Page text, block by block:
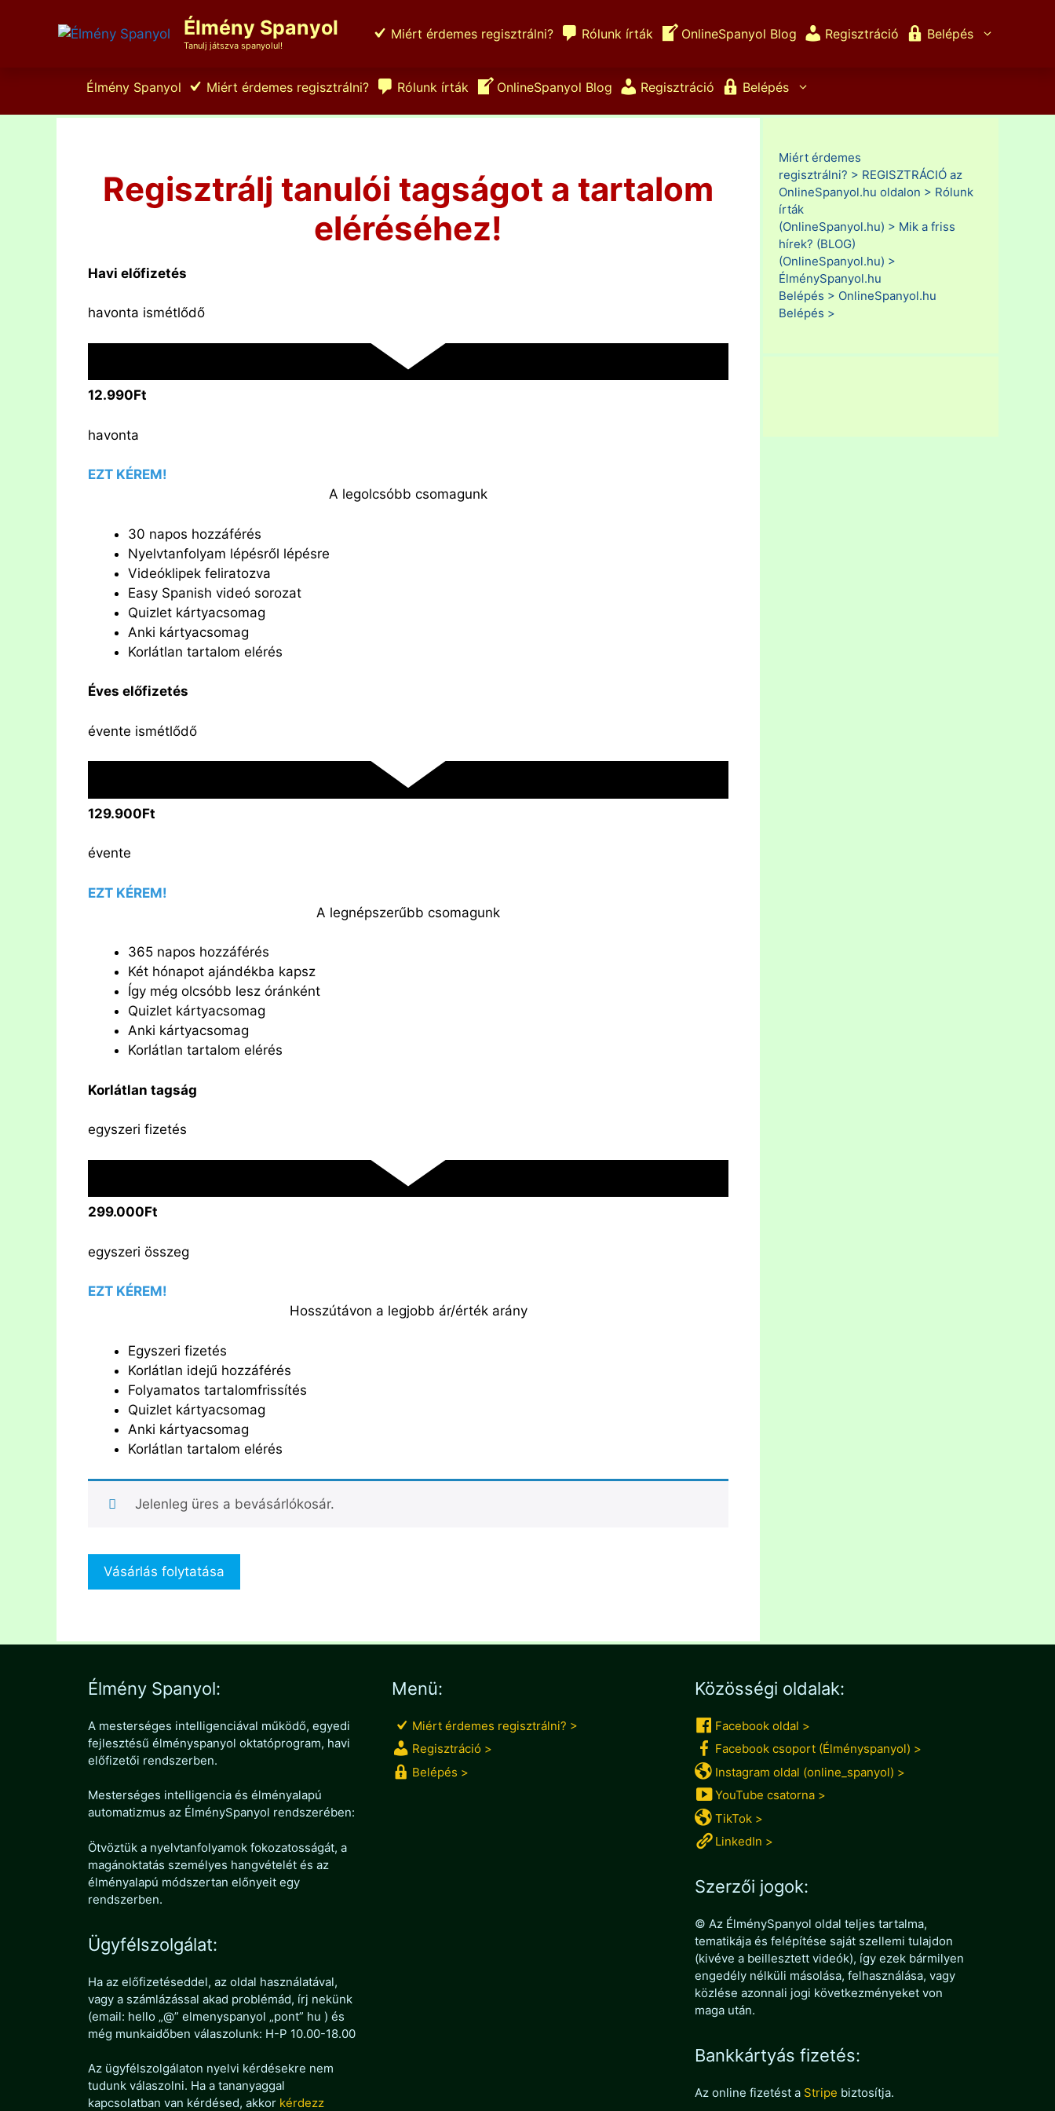
Élmény Spanyol
Tanulj játszva spanyolul!
Miért érdemes regisztrálni? Rólunk írták OnlineSpanyol Blog Regisztráció Belépés
Élmény Spanyol Miért érdemes regisztrálni? Rólunk írták OnlineSpanyol Blog Regisztráció Belépés
Regisztrálj tanulói tagságot a tartalom
eléréséhez!
Havi előfizetés
havonta ismétlődő
12.990Ft
havonta
EZT KÉREM!
A legolcsóbb csomagunk
30 napos hozzáférés
Nyelvtanfolyam lépésről lépésre
Videóklipek feliratozva
Easy Spanish videó sorozat
Quizlet kártyacsomag
Anki kártyacsomag
Korlátlan tartalom elérés
Éves előfizetés
évente ismétlődő
129.900Ft
évente
EZT KÉREM!
A legnépszerűbb csomagunk
365 napos hozzáférés
Két hónapot ajándékba kapsz
Így még olcsóbb lesz óránként
Quizlet kártyacsomag
Anki kártyacsomag
Korlátlan tartalom elérés
Korlátlan tagság
egyszeri fizetés
299.000Ft
egyszeri összeg
EZT KÉREM!
Hosszútávon a legjobb ár/érték arány
Egyszeri fizetés
Korlátlan idejű hozzáférés
Folyamatos tartalomfrissítés
Quizlet kártyacsomag
Anki kártyacsomag
Korlátlan tartalom elérés
Jelenleg üres a bevásárlókosár.
Vásárlás folytatása
Miért érdemes
regisztrálni? > REGISZTRÁCIÓ az
OnlineSpanyol.hu oldalon > Rólunk
írták
(OnlineSpanyol.hu) > Mik a friss
hírek? (BLOG)
(OnlineSpanyol.hu) >
ÉlménySpanyol.hu
Belépés > OnlineSpanyol.hu
Belépés >
Élmény Spanyol:
A mesterséges intelligenciával működő, egyedi
fejlesztésű élményspanyol oktatóprogram, havi
előfizetői rendszerben.
Mesterséges intelligencia és élményalapú
automatizmus az ÉlménySpanyol rendszerében:
Ötvöztük a nyelvtanfolyamok fokozatosságát, a
magánoktatás személyes hangvételét és az
élményalapú módszertan előnyeit egy
rendszerben.
Ügyfélszolgálat:
Ha az előfizetéseddel, az oldal használatával,
vagy a számlázással akad problémád, írj nekünk
(email: hello „@” elmenyspanyol „pont” hu ) és
még munkaidőben válaszolunk: H-P 10.00-18.00
Az ügyfélszolgálaton nyelvi kérdésekre nem
tudunk válaszolni. Ha a tananyaggal
kapcsolatban van kérdésed, akkor kérdezz
Menü:
Miért érdemes regisztrálni? >
Regisztráció >
Belépés >
Közösségi oldalak:
Facebook oldal >
Facebook csoport (Élményspanyol) >
Instagram oldal (online_spanyol) >
YouTube csatorna >
TikTok >
LinkedIn >
Szerzői jogok:
© Az ÉlménySpanyol oldal teljes tartalma,
tematikája és felépítése saját szellemi tulajdon
(kivéve a beillesztett videók), így ezek bármilyen
engedély nélküli másolása, felhasználása, vagy
közlése azonnali jogi következményeket von
maga után.
Bankkártyás fizetés:
Az online fizetést a Stripe biztosítja.